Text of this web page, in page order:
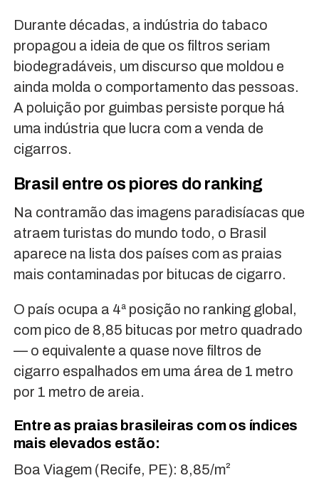
Durante décadas, a indústria do tabaco
propagou a ideia de que os filtros seriam
biodegradáveis, um discurso que moldou e
ainda molda o comportamento das pessoas.
A poluição por guimbas persiste porque há
uma indústria que lucra com a venda de
cigarros.
Brasil entre os piores do ranking
Na contramão das imagens paradisíacas que
atraem turistas do mundo todo, o Brasil
aparece na lista dos países com as praias
mais contaminadas por bitucas de cigarro.
O país ocupa a 4ª posição no ranking global,
com pico de 8,85 bitucas por metro quadrado
— o equivalente a quase nove filtros de
cigarro espalhados em uma área de 1 metro
por 1 metro de areia.
Entre as praias brasileiras com os índices
mais elevados estão:
Boa Viagem (Recife, PE): 8,85/m²